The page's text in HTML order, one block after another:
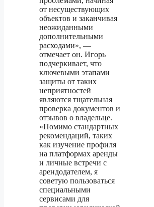
от несуществующих
объектов и заканчивая
неожиданными
дополнительными
расходами», —
отмечает он. Игорь
подчеркивает, что
ключевыми этапами
защиты от таких
неприятностей
являются тщательная
проверка документов и
отзывов о владельце.
«Помимо стандартных
рекомендаций, таких
как изучение профиля
на платформах аренды
и личные встречи с
арендодателем, я
советую пользоваться
специальными
сервисами для